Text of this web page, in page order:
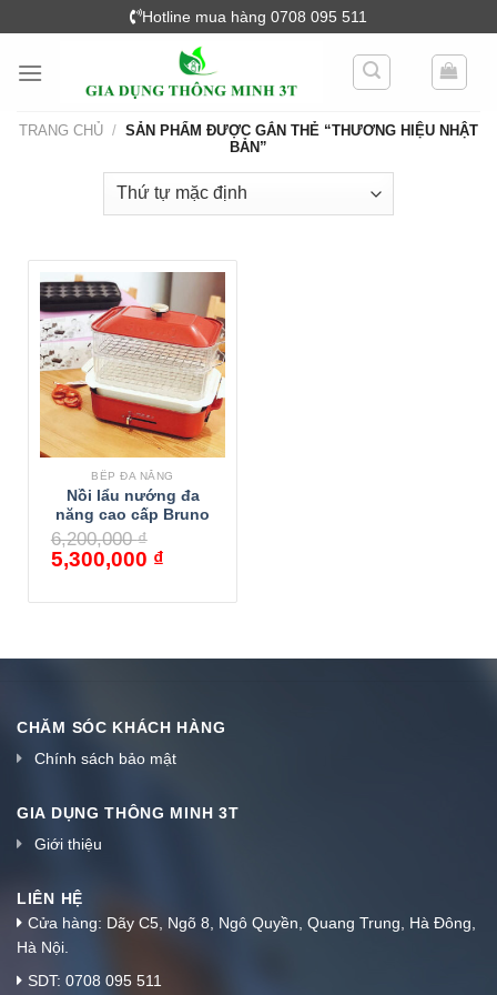
content
Hotline mua hàng 0708 095 511
TRANG CHỦ / SẢN PHẨM ĐƯỢC GẮN THẺ “THƯƠNG HIỆU NHẬT
BẢN”
BẾP ĐA NĂNG
Nồi lẩu nướng đa
năng cao cấp Bruno
6,200,000₫
5,300,000 ₫
CHĂM SÓC KHÁCH HÀNG
Chính sách bảo mật
GIA DỤNG THÔNG MINH 3T
Giới thiệu
LIÊN HỆ
Cửa hàng: Dãy C5, Ngõ 8, Ngô Quyền, Quang Trung, Hà Đông,
Hà Nội.
SDT: 0708 095 511